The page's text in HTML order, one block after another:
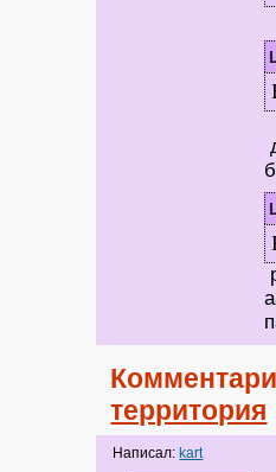
территория
Написал: kart